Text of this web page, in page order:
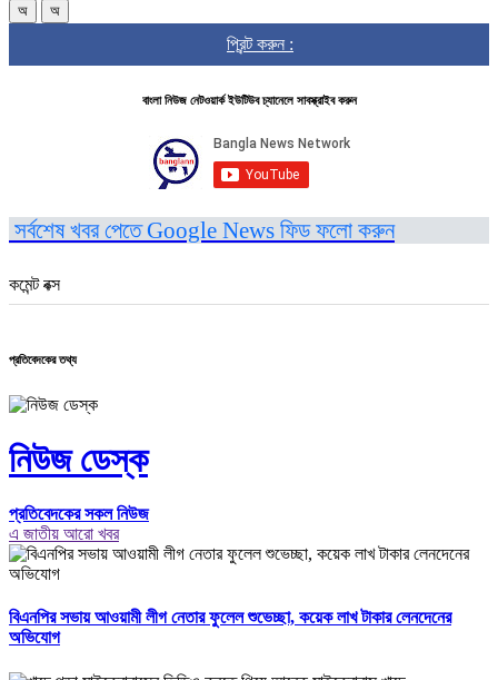
অ অ
প্রিন্ট করুন :
বাংলা নিউজ নেটওয়ার্ক ইউটিউব চ্যানেলে সাবস্ক্রাইব করুন
সর্বশেষ খবর পেতে Google News ফিড ফলো করুন
কমেন্ট বক্স
প্রতিবেদকের তথ্য
নিউজ ডেস্ক
প্রতিবেদকের সকল নিউজ
এ জাতীয় আরো খবর
বিএনপির সভায় আওয়ামী লীগ নেতার ফুলেল শুভেচ্ছা, কয়েক লাখ টাকার লেনদেনের
অভিযোগ